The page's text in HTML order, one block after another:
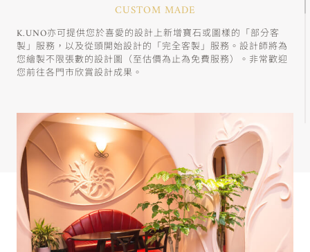
CUSTOM MADE
K.UNO亦可提供您於喜愛的設計上新增寶石或圖樣的「部分客
製」服務，以及從頭開始設計的「完全客製」服務。設計師將為
您繪製不限張數的設計圖（至估價為止為免費服務）。非常歡迎
您前往各門市欣賞設計成果。